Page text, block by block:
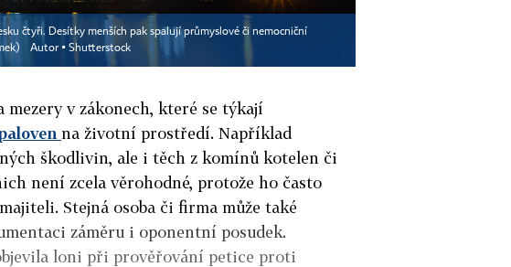
čtyři. Desítky menších pak spalují průmyslové či nemocniční
Autor ▪ Shutterstock
v zákonech, které se týkají
na životní prostředí. Například
škodlivin, ale i těch z komínů kotelen či
není zcela věrohodné, protože ho často
Stejná osoba či firma může také
záměru i oponentní posudek.
loni při prověřování petice proti